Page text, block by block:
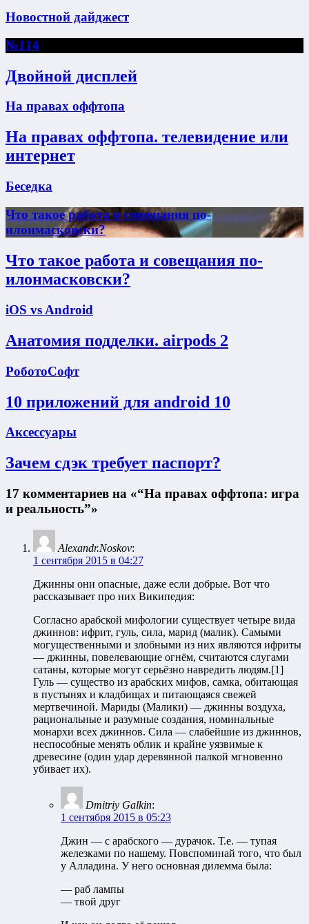
Новостной дайджест
№114
Двойной дисплей
На правах оффтопа
На правах оффтопа. телевидение или
интернет
Беседка
Что такое работа и совещания по-
илонмасковски?
Что такое работа и совещания по-
илонмасковски?
iOS vs Android
Анатомия подделки. airpods 2
РоботоСофт
10 приложений для android 10
Аксессуары
Зачем сдэк требует паспорт?
17 комментариев на «“На правах оффтопа: игра
и реальность”»
Alexandr.Noskov:
1 сентября 2015 в 04:27
Джинны они опасные, даже если добрые. Вот что
рассказывает про них Википедия:
Согласно арабской мифологии существует четыре вида
джиннов: ифрит, гуль, сила, марид (малик). Самыми
могущественными и злобными из них являются ифриты
— джинны, повелевающие огнём, считаются слугами
сатаны, которые могут серьёзно навредить людям.[1]
Гуль — существо из арабских мифов, самка, обитающая
в пустынях и кладбищах и питающаяся свежей
мертвечиной. Мариды (Малики) — джинны воздуха,
рациональные и разумные создания, номинальные
монархи всех джиннов. Сила — слабейшие из джиннов,
неспособные менять облик и крайне уязвимые к
древесине (один удар деревянной палкой мгновенно
убивает их).
Dmitriy Galkin:
1 сентября 2015 в 05:23
Джин — с арабского — дурачок. Т.е. — тупая
железками по нашему. Повспоминай того, что был
у Алладина. У него основная дилемма была:
— раб лампы
— твой друг